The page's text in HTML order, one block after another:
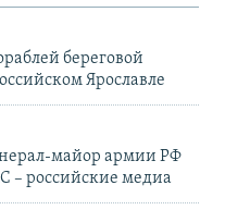
береговой
Ярославле
майор армии РФ
– российские медиа